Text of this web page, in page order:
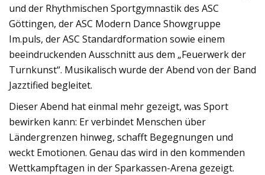
und der Rhythmischen Sportgymnastik des ASC
Göttingen, der ASC Modern Dance Showgruppe
Im.puls, der ASC Standardformation sowie einem
beeindruckenden Ausschnitt aus dem „Feuerwerk der
Turnkunst“. Musikalisch wurde der Abend von der Band
Jazztified begleitet.
Dieser Abend hat einmal mehr gezeigt, was Sport
bewirken kann: Er verbindet Menschen über
Ländergrenzen hinweg, schafft Begegnungen und
weckt Emotionen. Genau das wird in den kommenden
Wettkampftagen in der Sparkassen-Arena gezeigt.